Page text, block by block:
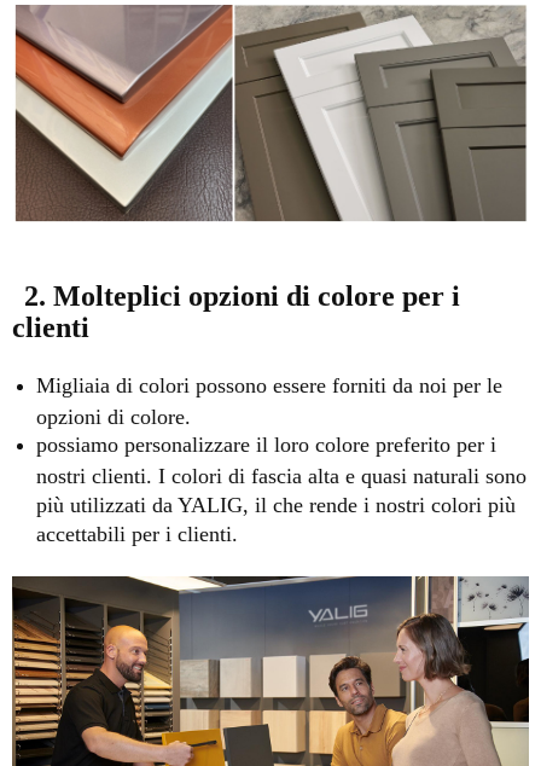
2. Molteplici opzioni di colore per i
clienti
Migliaia di colori possono essere forniti da noi per le
opzioni di colore.
possiamo personalizzare il loro colore preferito per i
nostri clienti. I colori di fascia alta e quasi naturali sono
più utilizzati da YALIG, il che rende i nostri colori più
accettabili per i clienti.